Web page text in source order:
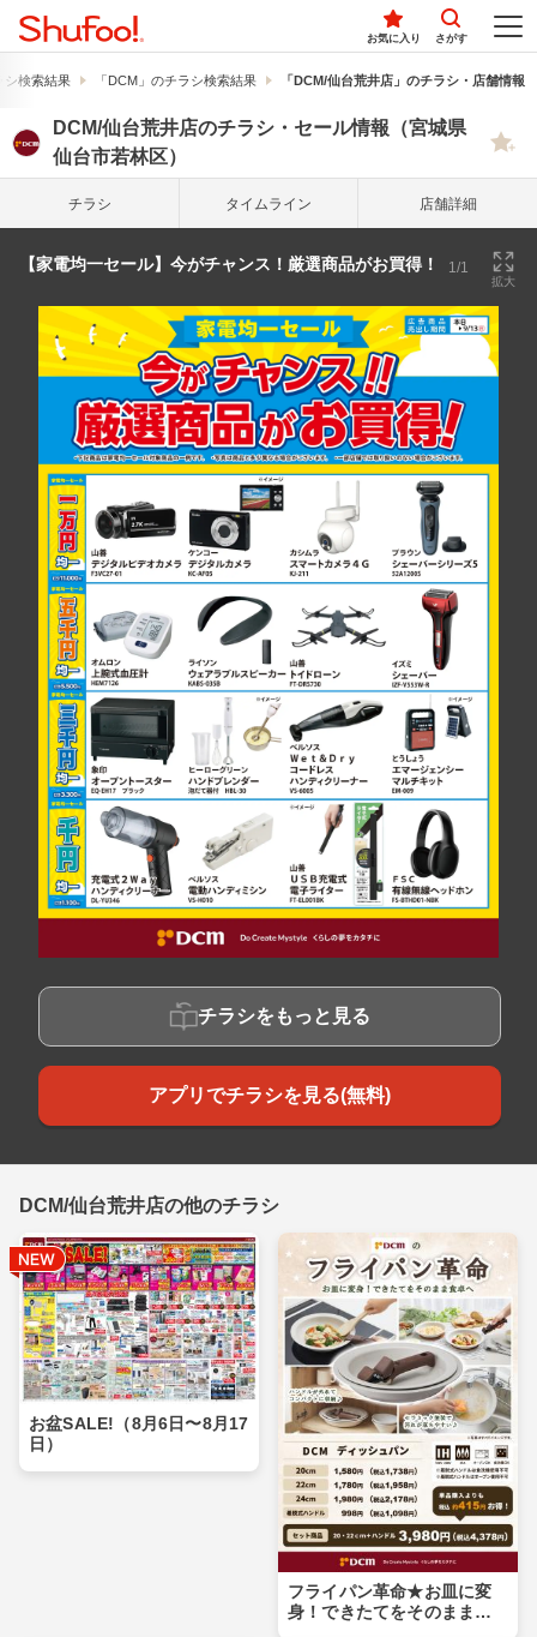
お気に入り さがす
シ検索結果 「DCM」のチラシ検索結果 「DCM/仙台荒井店」のチラシ・店舗情報
DCM/仙台荒井店のチラシ・セール情報（宮城県
仙台市若林区）
チラシ タイム ライン 店舗詳細
【家電均一セール】今がチャンス！厳選商品がお買得！ 1/1
拡大
チラシをもっと見る
アプリでチラシを見る(無料)
DCM/仙台荒井店の他のチラシ
お盆SALE!（8月6日〜8月17
日）
フライパン革命★お皿に変
身！できたてをそのまま食